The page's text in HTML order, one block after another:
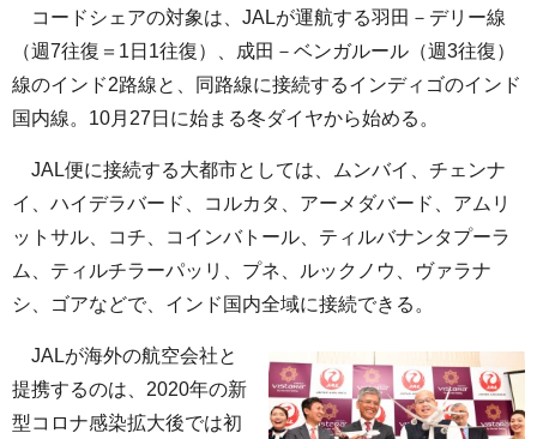
コードシェアの対象は、JALが運航する羽田－デリー線
（週7往復＝1日1往復）、成田－ベンガルール（週3往復）
線のインド2路線と、同路線に接続するインディゴのインド
国内線。10月27日に始まる冬ダイヤから始める。
JAL便に接続する大都市としては、ムンバイ、チェンナ
イ、ハイデラバード、コルカタ、アーメダバード、アムリ
ットサル、コチ、コインバトール、ティルバナンタプーラ
ム、ティルチラーパッリ、プネ、ルックノウ、ヴァラナ
シ、ゴアなどで、インド国内全域に接続できる。
JALが海外の航空会社と
提携するのは、2020年の新
型コロナ感染拡大後では初